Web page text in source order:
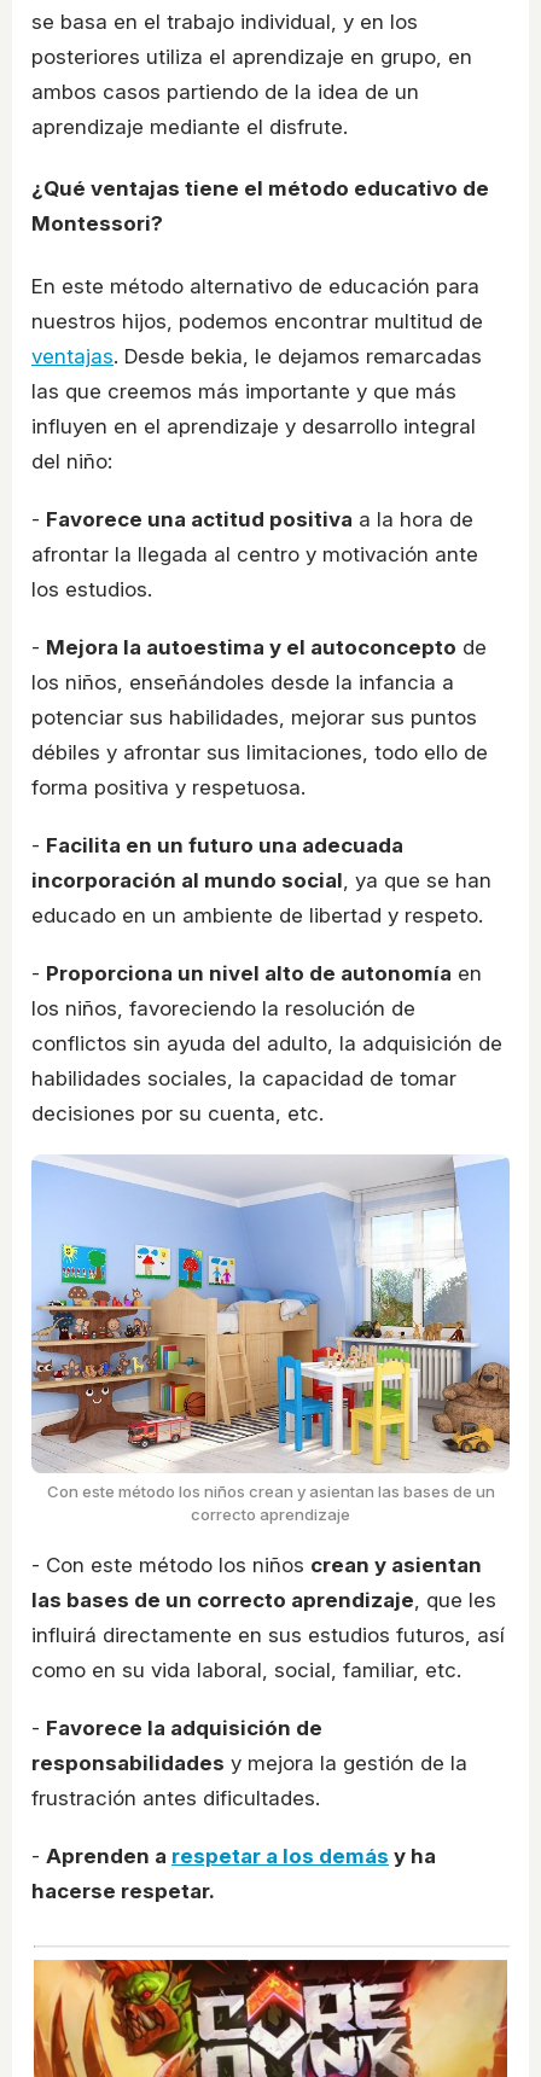
se basa en el trabajo individual, y en los
posteriores utiliza el aprendizaje en grupo, en
ambos casos partiendo de la idea de un
aprendizaje mediante el disfrute.
¿Qué ventajas tiene el método educativo de
Montessori?
En este método alternativo de educación para
nuestros hijos, podemos encontrar multitud de
ventajas. Desde bekia, le dejamos remarcadas
las que creemos más importante y que más
influyen en el aprendizaje y desarrollo integral
del niño:
- Favorece una actitud positiva a la hora de
afrontar la llegada al centro y motivación ante
los estudios.
- Mejora la autoestima y el autoconcepto de
los niños, enseñándoles desde la infancia a
potenciar sus habilidades, mejorar sus puntos
débiles y afrontar sus limitaciones, todo ello de
forma positiva y respetuosa.
- Facilita en un futuro una adecuada
incorporación al mundo social , ya que se han
educado en un ambiente de libertad y respeto.
- Proporciona un nivel alto de autonomía en
los niños, favoreciendo la resolución de
conflictos sin ayuda del adulto, la adquisición de
habilidades sociales, la capacidad de tomar
decisiones por su cuenta, etc.
Con este método los niños crean y asientan las bases de un
correcto aprendizaje
- Con este método los niños crean y asientan
las bases de un correcto aprendizaje , que les
influirá directamente en sus estudios futuros, así
como en su vida laboral, social, familiar, etc.
- Favorece la adquisición de
responsabilidades y mejora la gestión de la
frustración antes dificultades.
- Aprenden a respetar a los demás y ha
hacerse respetar.